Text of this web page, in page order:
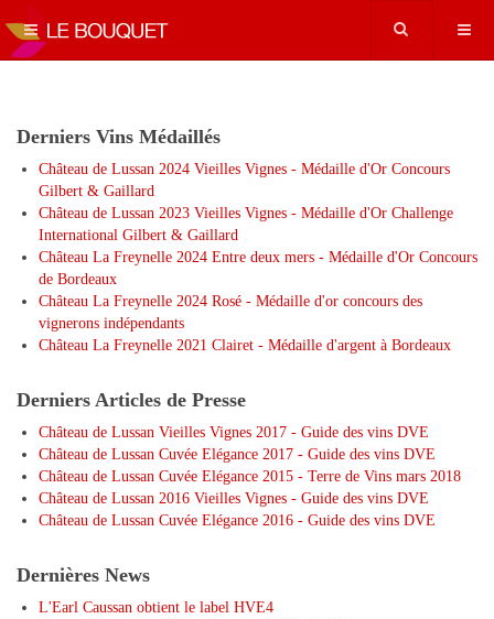
Derniers Vins Médaillés
Château de Lussan 2024 Vieilles Vignes - Médaille d'Or Concours
Gilbert & Gaillard
Château de Lussan 2023 Vieilles Vignes - Médaille d'Or Challenge
International Gilbert & Gaillard
Château La Freynelle 2024 Entre deux mers - Médaille d'Or Concours
de Bordeaux
Château La Freynelle 2024 Rosé - Médaille d'or concours des
vignerons indépendants
Château La Freynelle 2021 Clairet - Médaille d'argent à Bordeaux
Derniers Articles de Presse
Château de Lussan Vieilles Vignes 2017 - Guide des vins DVE
Château de Lussan Cuvée Elégance 2017 - Guide des vins DVE
Château de Lussan Cuvée Elégance 2015 - Terre de Vins mars 2018
Château de Lussan 2016 Vieilles Vignes - Guide des vins DVE
Château de Lussan Cuvée Elégance 2016 - Guide des vins DVE
Dernières News
L'Earl Caussan obtient le label HVE4